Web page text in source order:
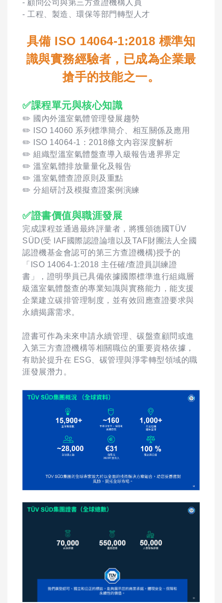
- 顧問公司與第三方查證機構人員
- 工程、製造、環保等部門轉型人才
具備 ISO 14064-1:2018 標準知
識與實務經驗者，已成為企業最
搶手的技能之一。
✅課程單元與核心知識
✏️ 國內外溫室氣體管理發展趨勢
✏️ ISO 14060 系列標準簡介、相互關係及應用
✏️ ISO 14064-1：2018條文內容深度解析
✏️ 組織型溫室氣體盤查導入級報告邊界界定
✏️ 溫室氣體排放量量化及報告
✏️ 溫室氣體查證原則及重點
✏️ 分組研討及模擬查證案例演練
✅證書價值與職涯發展
完成課程並通過最終評量者，將獲頒德國TÜV
SÜD(受 IAF國際認證論壇以及TAF財團法人全國
認證機基金會認可的第三方查證機構)授予的
「ISO 14064-1:2018 主任確/查證員訓練證
書」，證明學員已具備依據國際標準進行組織層
級溫室氣體盤查的專業知識與實務能力，能支援
企業建立碳排管理制度，並有效回應查證要求與
永續揭露需求。
證書可作為未來申請永續管理、碳盤查顧問或進
入第三方查證機構等相關職位的重要資格依據，
有助於提升在 ESG、碳管理與淨零轉型領域的職
涯發展潛力。